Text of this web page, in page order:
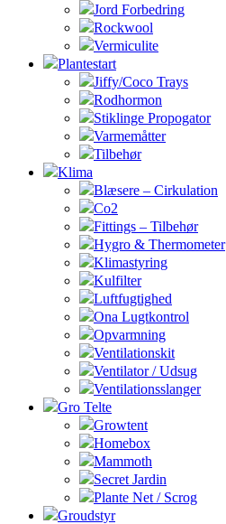
Jord Forbedring
Rockwool
Vermiculite
Plantestart
Jiffy/Coco Trays
Rodhormon
Stiklinge Propogator
Varmemåtter
Tilbehør
Klima
Blæsere – Cirkulation
Co2
Fittings – Tilbehør
Hygro & Thermometer
Klimastyring
Kulfilter
Luftfugtighed
Ona Lugtkontrol
Opvarmning
Ventilationskit
Ventilator / Udsug
Ventilationsslanger
Gro Telte
Growtent
Homebox
Mammoth
Secret Jardin
Plante Net / Scrog
Groudstyr